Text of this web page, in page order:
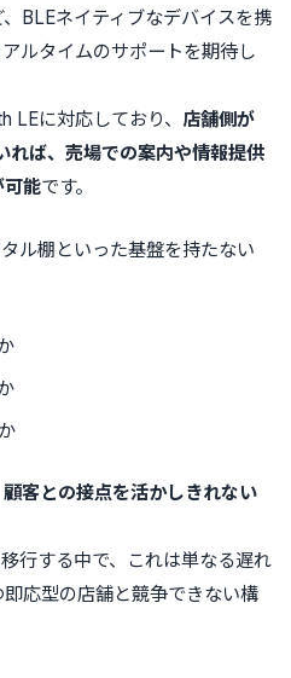
BLEネイティブなデバイスを携
ルタイムのサポートを期待し
LEに対応しており、 店舗側が
れば、売場での案内や情報提供
可能です。
ル棚といった基盤を持たない
顧客との接点を活かしきれない
行する中で、これは単なる遅れ
応型の店舗と競争できない構